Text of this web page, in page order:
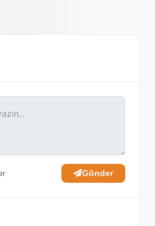
Gönder